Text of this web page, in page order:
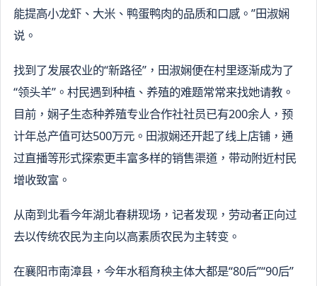
能提高小龙虾、大米、鸭蛋鸭肉的品质和口感。”田淑娴
说。
找到了发展农业的“新路径”，田淑娴便在村里逐渐成为了
“领头羊”。村民遇到种植、养殖的难题常常来找她请教。
目前，娴子生态种养殖专业合作社社员已有200余人，预
计年总产值可达500万元。田淑娴还开起了线上店铺，通
过直播等形式探索更丰富多样的销售渠道，带动附近村民
增收致富。
从南到北看今年湖北春耕现场，记者发现，劳动者正向过
去以传统农民为主向以高素质农民为主转变。
在襄阳市南漳县，今年水稻育秧主体大都是“80后”“90后”